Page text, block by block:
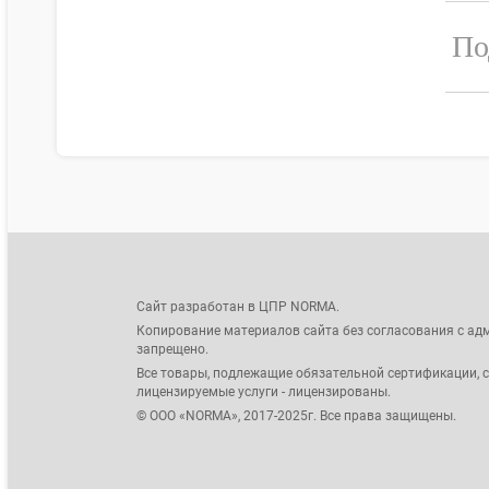
Сайт разработан в ЦПР NORMA.
Копирование материалов сайта без согласования с
запрещено.
Все товары, подлежащие обязательной сертификации,
лицензируемые услуги - лицензированы.
© ООО «NORMA», 2017-2025г. Все права защищены.